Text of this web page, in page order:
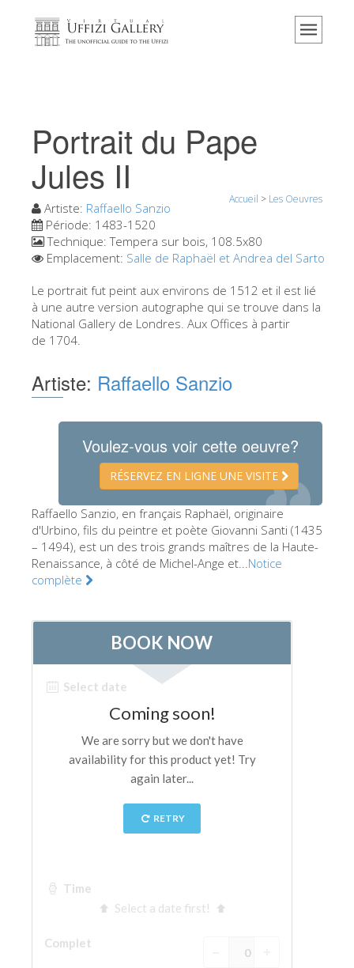
Accueil
Événements et expositions
Explorer la Galerie
Réserver
Visite virtuelle
Les Oeuvres
Le Musée national du Bargello
Galerie de l'Académie
La Galerie Palatine
Les Chapelles Médicis
Le Musée de San Marco
Le Jardin de Boboli
La tour d'Arnolfo
Le Corridor de Vasari
Le Palazzo Vecchio
la Basilique de Santa Croce
Les billets coupe-file
Portrait du Pape
Jules II
Accueil > Les Oeuvres
Artiste: Raffaello Sanzio
Période: 1483-1520
Technique:Tempera sur bois, 108.5x80
Emplacement: Salle de Raphaël et Andrea del Sarto
Le portrait fut peint aux environs de 1512 et il est lié
à une autre version autographe qui se trouve dans la
National Gallery de Londres. Aux Offices à partir
de 1704.
Artiste: Raffaello Sanzio
Voulez-vous voir cette oeuvre?
RÉSERVEZ EN LIGNE UNE VISITE
Raffaello Sanzio, en français Raphaël, originaire
d'Urbino, fils du peintre et poète Giovanni Santi (1435
– 1494), est un des trois grands maîtres de la Haute-
Renaissance, à côté de Michel-Ange et...Notice
complète